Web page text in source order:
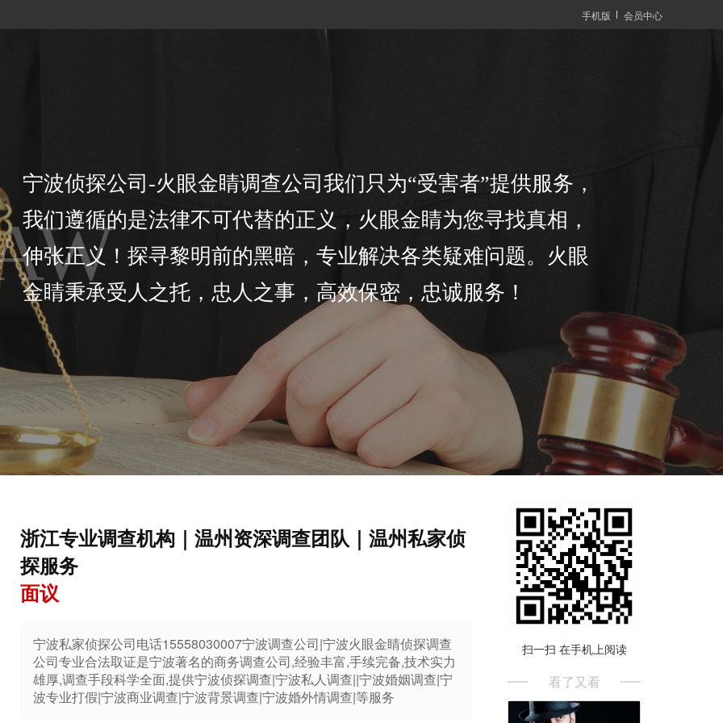
手机版 会员中心
宁波侦探公司-火眼金睛调查公司我们只为“受害者”提供服务，
我们遵循的是法律不可代替的正义，火眼金睛为您寻找真相，
伸张正义！探寻黎明前的黑暗，专业解决各类疑难问题。火眼
金睛秉承受人之托，忠人之事，高效保密，忠诚服务！
浙江专业调查机构｜温州资深调查团队｜温州私家侦
探服务
面议
宁波私家侦探公司电话15558030007宁波调查公司|宁波火眼金睛侦探调查
公司专业合法取证是宁波著名的商务调查公司,经验丰富,手续完备,技术实力
雄厚,调查手段科学全面,提供宁波侦探调查|宁波私人调查||宁波婚姻调查|宁
波专业打假|宁波商业调查|宁波背景调查|宁波婚外情调查|等服务
扫一扫 在手机上阅读
看了又看